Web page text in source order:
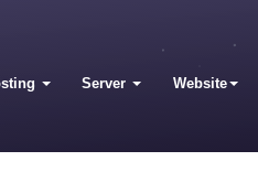
Server Website